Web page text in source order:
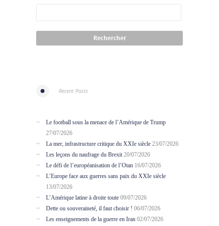
Recent Posts
Le football sous la menace de l’Amérique de Trump
27/07/2026
La mer, infrastructure critique du XXIe siècle 23/07/2026
Les leçons du naufrage du Brexit 20/07/2026
Le défi de l’européanisation de l’Otan 16/07/2026
L’Europe face aux guerres sans paix du XXIe siècle
13/07/2026
L’Amérique latine à droite toute 09/07/2026
Dette ou souveraineté, il faut choisir ! 06/07/2026
Les enseignements de la guerre en Iran 02/07/2026